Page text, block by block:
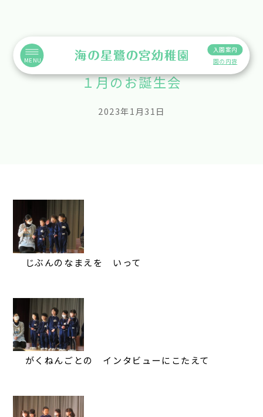
MENU
入園案内
園の内容
１月のお誕生会
2023年1月31日
じぶんのなまえを いって
がくねんごとの インタビューにこたえて